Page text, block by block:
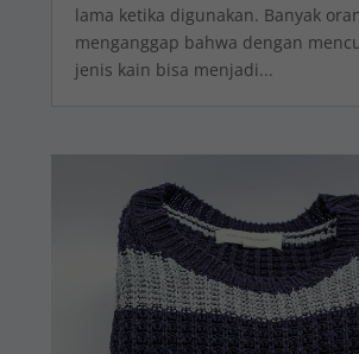
lama ketika digunakan. Banyak
menganggap bahwa dengan
jenis kain bisa menjadi...